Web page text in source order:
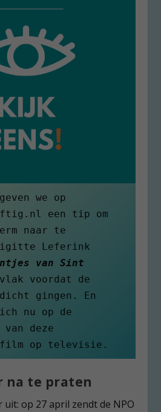
we op
een tip om
naar te
Leferink
van Sint
vlak voordat de
gingen. En
nu op de
deze
op televisie.
na te praten
op 27 april zendt de NPO